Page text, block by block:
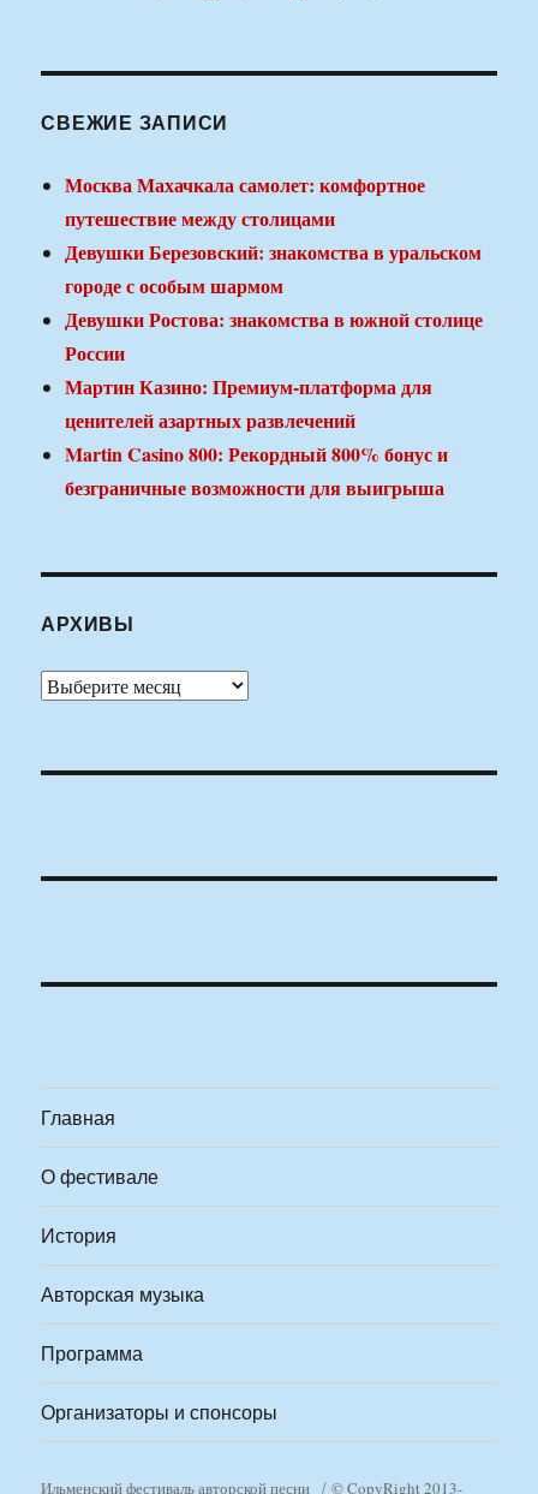
СВЕЖИЕ ЗАПИСИ
Москва Махачкала самолет: комфортное
путешествие между столицами
Девушки Березовский: знакомства в уральском
городе с особым шармом
Девушки Ростова: знакомства в южной столице
России
Мартин Казино: Премиум-платформа для
ценителей азартных развлечений
Martin Casino 800: Рекордный 800% бонус и
безграничные возможности для выигрыша
АРХИВЫ
Архивы
Главная
О фестивале
История
Авторская музыка
Программа
Организаторы и спонсоры
Ильменский фестиваль авторской песни © CopyRight 2013-